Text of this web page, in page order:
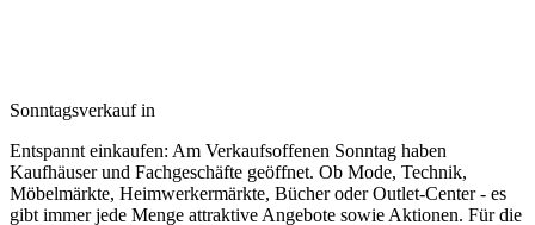
Sonntagsverkauf in
Entspannt einkaufen: Am Verkaufsoffenen Sonntag haben
Kaufhäuser und Fachgeschäfte geöffnet. Ob Mode, Technik,
Möbelmärkte, Heimwerkermärkte, Bücher oder Outlet-Center - es
gibt immer jede Menge attraktive Angebote sowie Aktionen. Für die